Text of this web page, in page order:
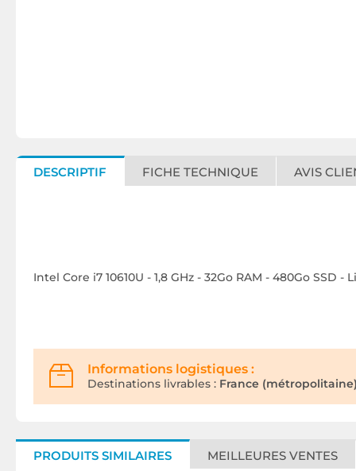
DESCRIPTIF FICHE TECHNIQUE AVIS
Intel Core i7 10610U - 1,8 GHz - 32Go RAM - 480Go SSD
Informations logistiques :
Destinations livrables : France
PRODUITS SIMILAIRES MEILLEURES VENTES